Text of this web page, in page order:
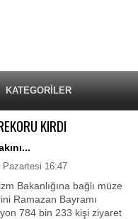
KATEGORİLER
KIRDI
Pazartesi 16:47
Bakanlığına bağlı müze
Ramazan Bayramı
784 bin 233 kişi ziyaret